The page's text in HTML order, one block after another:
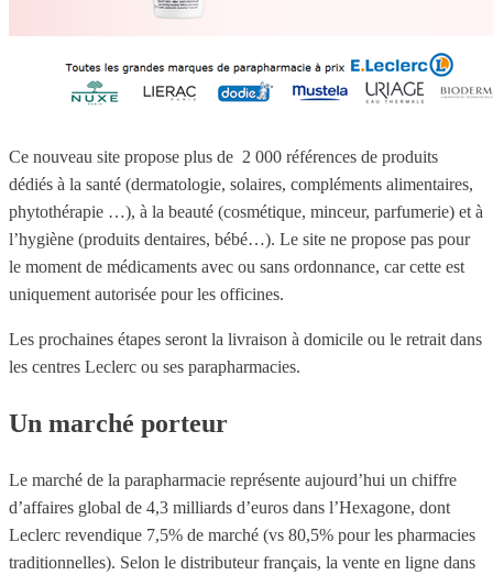
Ce nouveau site propose plus de 2 000 références de produits
dédiés à la santé (dermatologie, solaires, compléments alimentaires,
phytothérapie …), à la beauté (cosmétique, minceur, parfumerie) et à
l’hygiène (produits dentaires, bébé…). Le site ne propose pas pour
le moment de médicaments avec ou sans ordonnance, car cette est
uniquement autorisée pour les officines.
Les prochaines étapes seront la livraison à domicile ou le retrait dans
les centres Leclerc ou ses parapharmacies.
Un marché porteur
Le marché de la parapharmacie représente aujourd’hui un chiffre
d’affaires global de 4,3 milliards d’euros dans l’Hexagone, dont
Leclerc revendique 7,5% de marché (vs 80,5% pour les pharmacies
traditionnelles). Selon le distributeur français, la vente en ligne dans